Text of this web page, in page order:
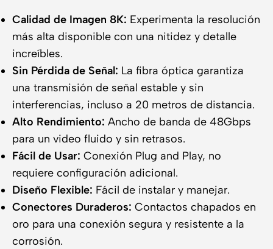
Calidad de Imagen 8K: Experimenta la resolución
más alta disponible con una nitidez y detalle
increíbles.
Sin Pérdida de Señal: La fibra óptica garantiza
una transmisión de señal estable y sin
interferencias, incluso a 20 metros de distancia.
Alto Rendimiento: Ancho de banda de 48Gbps
para un video fluido y sin retrasos.
Fácil de Usar: Conexión Plug and Play, no
requiere configuración adicional.
Diseño Flexible: Fácil de instalar y manejar.
Conectores Duraderos: Contactos chapados en
oro para una conexión segura y resistente a la
corrosión.